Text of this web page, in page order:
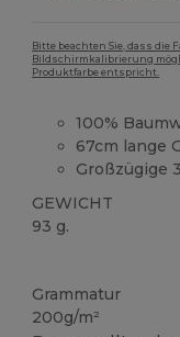
Bitte beachten Sie, dass die
Bildschirmkalibrierung
Produktfarbe entspricht.
100%
67cm lange
Großzügige
GEWICHT
93 g.
Grammatur
200g/m²